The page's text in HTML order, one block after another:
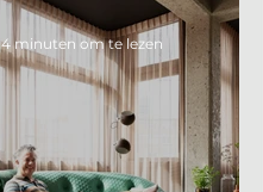
4 minuten om te lezen